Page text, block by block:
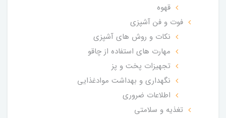
قهوه
فوت و فن آشپزی
نکات و روش های آشپزی
مهارت های استفاده از چاقو
تجهیزات پخت و پز
نگهداری و بهداشت موادغذایی
اطلاعات ضروری
تغذیه و سلامتی